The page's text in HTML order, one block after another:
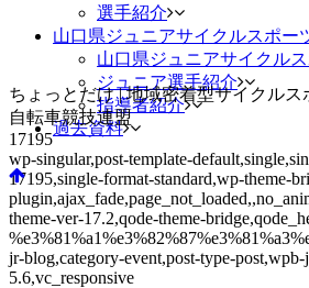
選手紹介
山口県ジュニアサイクルスポー
山口県ジュニアサイクル
ジュニア選手紹介
指導者紹介
過去資料
ちょっとだけ | 地域密着型サイクル
自転車競技連盟
17195
wp-singular,post-template-
17195,single-format-standard,wp-theme-
theme-ver-17.2,qode-theme-
jr-blog,category-event,post-type-
5.6,vc_responsive